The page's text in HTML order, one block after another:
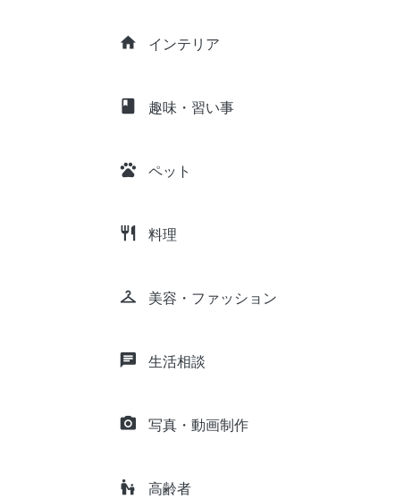
home インテリア
class 趣味・習い事
pets ペット
restaurant 料理
checkroom 美容・ファッション
chat 生活相談
camera_alt 写真・動画制作
escalator_warning 高齢者